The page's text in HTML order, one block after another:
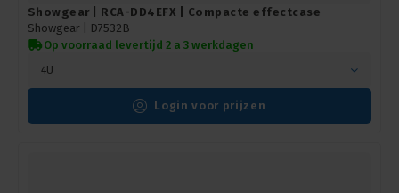
Showgear | RCA-DD4EFX | Compacte effectcase
Showgear |
D7532B
Op voorraad levertijd 2 a 3 werkdagen
4U
Login voor prijzen